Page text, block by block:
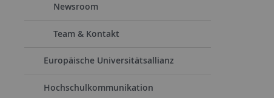
Newsroom
Team & Kontakt
Europäische Universitätsallianz
Hochschulkommunikation